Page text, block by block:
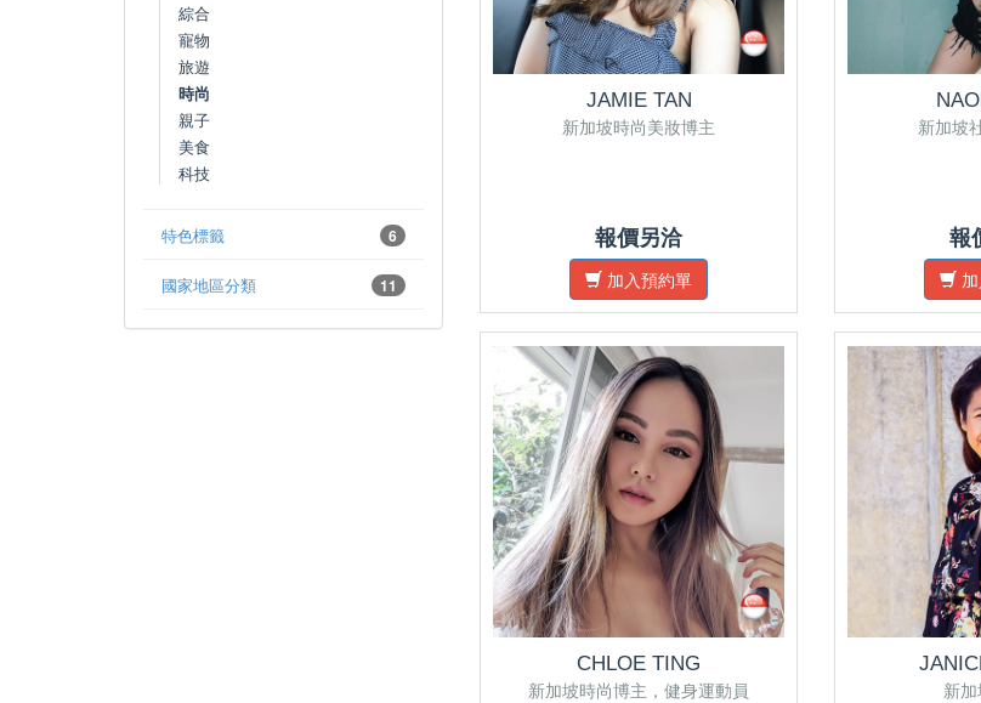
綜合
寵物
旅遊
時尚
親子
美食
科技
6
特色標籤
11
國家地區分類
JAMIE TAN
新加坡時尚美妝博主
報價另洽
加入預約單
新加坡
報
CHLOE TING
新加坡時尚博主，健身運動員 新